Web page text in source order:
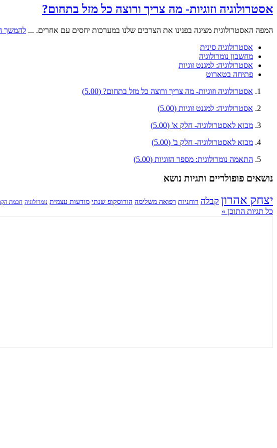
אסטרולוגיה וזוגיות- מה צריך ורוצה כל מזל בתחום?
המפה האסטרולוגית מציגה בפנינו את הצרכים שלנו במערכות יחסים עם אחרים. ... להמשך
אסטרולוגיה סינית
מחשבון נומרולוגיה
אסטרולוגיה: למגנט זוגיות
פתיחה בטארוט
אסטרולוגיה וזוגיות- מה צריך ורוצה כל מזל בתחום? (5.00)
אסטרולוגיה: למגנט זוגיות (5.00)
מבוא לאסטרולוגיה- חלק א' (5.00)
מבוא לאסטרולוגיה- חלק ב' (5.00)
התאמה נומרולוגית: מספר הזוגיות (5.00)
נושאים פופולריים ותגיות נושא
יצחק אהרון קבלה רוחניות רפואה משלימה הורוסקופ שנתי מודעות עצמית נומרולוגיה חכמת
כל תגיות התוכן »